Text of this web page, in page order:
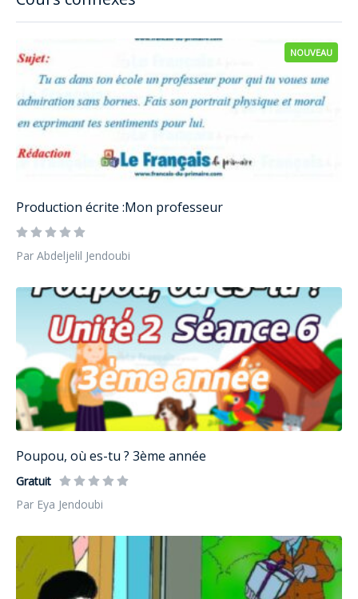
NOUVEAU
Production écrite :Mon professeur
Par Abdeljelil Jendoubi
Poupou, où es-tu ? 3ème année
Gratuit
Par Eya Jendoubi